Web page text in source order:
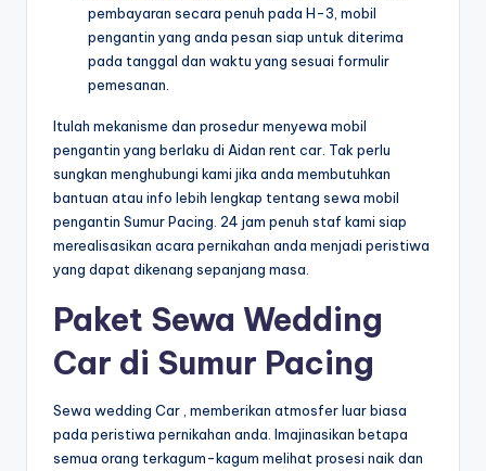
pembayaran secara penuh pada H-3, mobil
pengantin yang anda pesan siap untuk diterima
pada tanggal dan waktu yang sesuai formulir
pemesanan.
Itulah mekanisme dan prosedur menyewa mobil
pengantin yang berlaku di Aidan rent car. Tak perlu
sungkan menghubungi kami jika anda membutuhkan
bantuan atau info lebih lengkap tentang sewa mobil
pengantin Sumur Pacing. 24 jam penuh staf kami siap
merealisasikan acara pernikahan anda menjadi peristiwa
yang dapat dikenang sepanjang masa.
Paket Sewa Wedding
Car di Sumur Pacing
Sewa wedding Car , memberikan atmosfer luar biasa
pada peristiwa pernikahan anda. Imajinasikan betapa
semua orang terkagum-kagum melihat prosesi naik dan